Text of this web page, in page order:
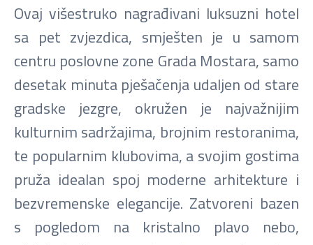
Ovaj višestruko nagrađivani luksuzni hotel
sa pet zvjezdica, smješten je u samom
centru poslovne zone Grada Mostara, samo
desetak minuta pješačenja udaljen od stare
gradske jezgre, okružen je najvažnijim
kulturnim sadržajima, brojnim restoranima,
te popularnim klubovima, a svojim gostima
pruža idealan spoj moderne arhitekture i
bezvremenske elegancije. Zatvoreni bazen
s pogledom na kristalno plavo nebo,